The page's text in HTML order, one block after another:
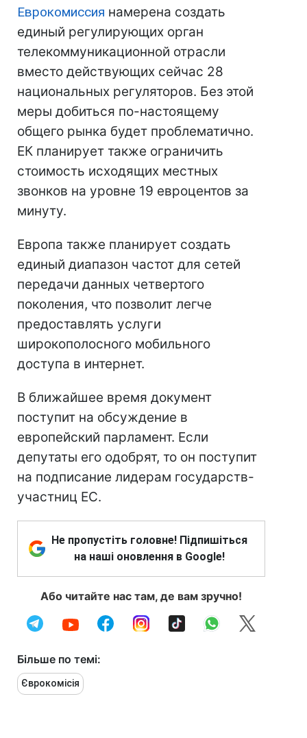
Еврокомиссия намерена создать
единый регулирующих орган
телекоммуникационной отрасли
вместо действующих сейчас 28
национальных регуляторов. Без этой
меры добиться по-настоящему
общего рынка будет проблематично.
ЕК планирует также ограничить
стоимость исходящих местных
звонков на уровне 19 евроцентов за
минуту.
Европа также планирует создать
единый диапазон частот для сетей
передачи данных четвертого
поколения, что позволит легче
предоставлять услуги
широкополосного мобильного
доступа в интернет.
В ближайшее время документ
поступит на обсуждение в
европейский парламент. Если
депутаты его одобрят, то он поступит
на подписание лидерам государств-
участниц ЕС.
Не пропустіть головне! Підпишіться
на наші оновлення в Google!
Або читайте нас там, де вам зручно!
Більше по темі:
Єврокомісія